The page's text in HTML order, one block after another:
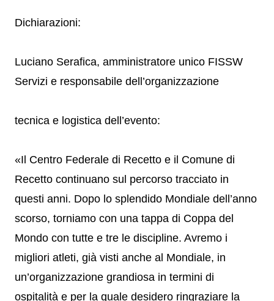
Dichiarazioni:
Luciano Serafica, amministratore unico FISSW
Servizi e responsabile dell’organizzazione
tecnica e logistica dell’evento:
«Il Centro Federale di Recetto e il Comune di
Recetto continuano sul percorso tracciato in
questi anni. Dopo lo splendido Mondiale dell’anno
scorso, torniamo con una tappa di Coppa del
Mondo con tutte e tre le discipline. Avremo i
migliori atleti, già visti anche al Mondiale, in
un’organizzazione grandiosa in termini di
ospitalità e per la quale desidero ringraziare la